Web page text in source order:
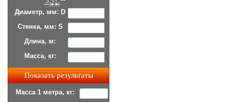
Диаметр, мм: D
Стенка, мм: S
Длина, м:
Масса, кг:
Масса 1 метра, кг: